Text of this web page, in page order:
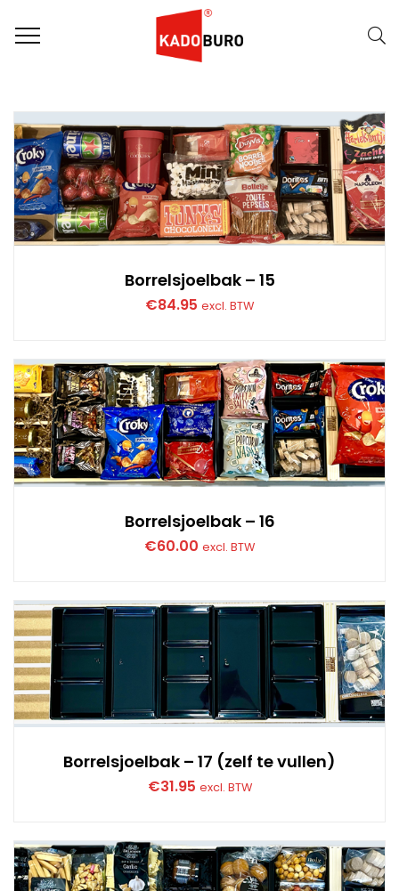
Naam (A-Z) FILTER
Borrelsjoelbak – 15
€84.95 excl. BTW
Borrelsjoelbak – 16
€60.00 excl. BTW
Borrelsjoelbak – 17 (zelf te vullen)
€31.95 excl. BTW